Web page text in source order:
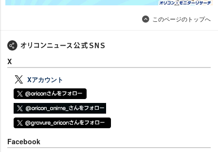
このページのトップへ
X
Xアカウント
Facebook